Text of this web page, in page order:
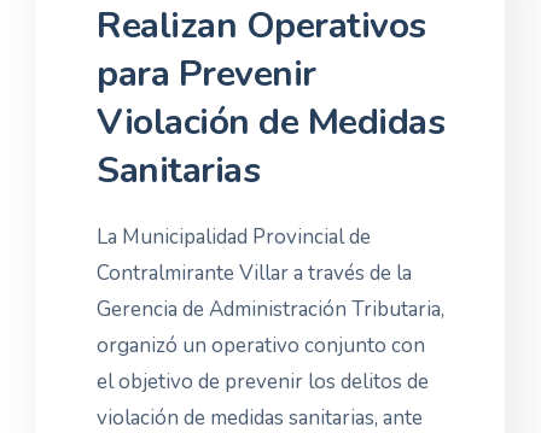
Realizan Operativos
para Prevenir
Violación de Medidas
Sanitarias
La Municipalidad Provincial de
Contralmirante Villar a través de la
Gerencia de Administración Tributaria,
organizó un operativo conjunto con
el objetivo de prevenir los delitos de
violación de medidas sanitarias, ante